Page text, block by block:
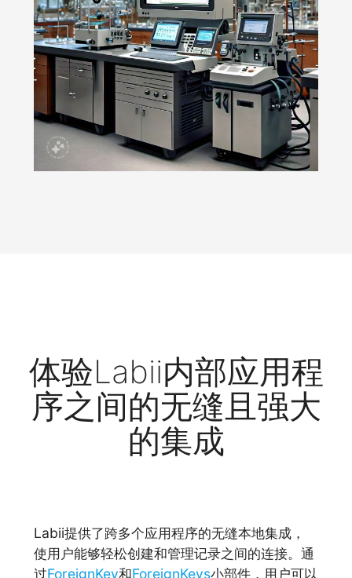
体验Labii内部应用程
序之间的无缝且强大
的集成
Labii提供了跨多个应用程序的无缝本地集成，
使用户能够轻松创建和管理记录之间的连接。通
过ForeignKey和ForeignKeys小部件，用户可以